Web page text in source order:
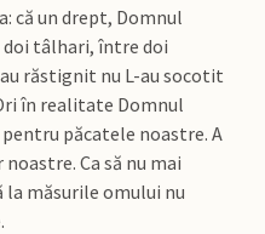
că un drept, Domnul
tâlhari, între doi
răstignit nu L-au socotit
în realitate Domnul
păcatele noastre. A
Ca să nu mai
la măsurile omului nu